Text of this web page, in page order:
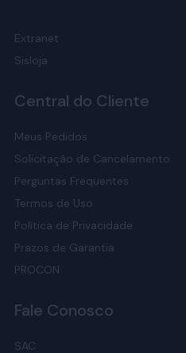
Extranet
Sisloja
Central do Cliente
Meus Pedidos
Solicitação de Cancelamento
Perguntas Frequentes
Termos de Uso
Política de Privacidade
Prazos de Garantia
PROCON
Fale Conosco
SAC